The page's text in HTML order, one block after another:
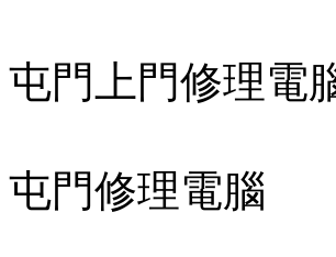
屯門上門修理電
屯門修理電腦